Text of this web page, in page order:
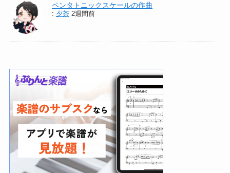
ペンタトニックスケールの作曲
: 夕茶 2週間前